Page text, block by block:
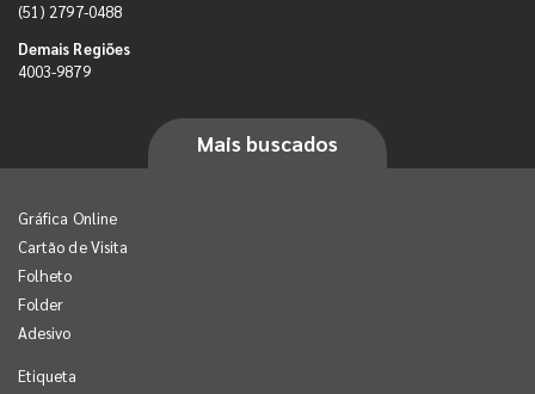
(51) 2797-0488
Demais Regiões
4003-9879
Mais buscados
Gráfica Online
Cartão de Visita
Folheto
Folder
Adesivo
Etiqueta